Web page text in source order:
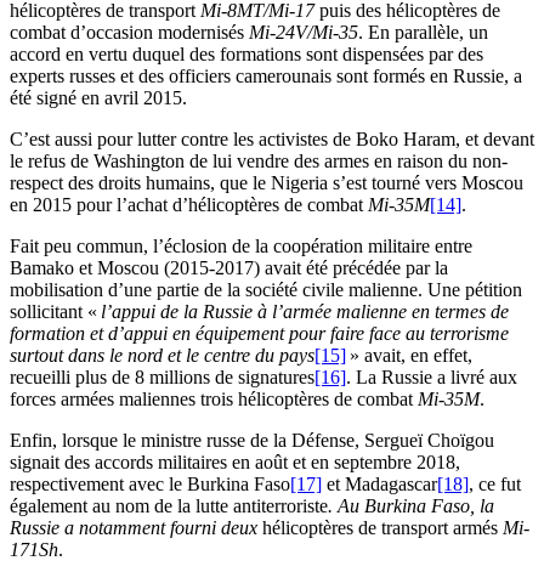
hélicoptères de transport Mi-8MT/Mi-17puis des hélicoptères de
combat d’occasion modernisés Mi-24V/Mi-35. En parallèle, un
accord en vertu duquel des formations sont dispensées par des
experts russes et des officiers camerounais sont formés en Russie, a
été signé en avril 2015.
C’est aussi pour lutter contre les activistes de Boko Haram, et devant
le refus de Washington de lui vendre des armes en raison du non-
respect des droits humains, que le Nigeria s’est tourné vers Moscou
en 2015 pour l’achat d’hélicoptères de combat Mi-35M[14].
Fait peu commun, l’éclosion de la coopération militaire entre
Bamako et Moscou (2015-2017) avait été précédée par la
mobilisation d’une partie de la société civile malienne. Une pétition
sollicitant « l’appui de la Russie à l’armée malienne en termes de
formation et d’appui en équipement pour faire face au terrorisme
surtout dans le nord et le centre du pays[15] » avait, en effet,
recueilli plus de 8 millions de signatures[16]. La Russie a livré aux
forces armées maliennes trois hélicoptères de combat Mi-35M.
Enfin, lorsque le ministre russe de la Défense, Sergueï Choïgou
signait des accords militaires en août et en septembre 2018,
respectivement avec le Burkina Faso[17] et Madagascar[18], ce fut
également au nom de la lutte antiterroriste. Au Burkina Faso, la
Russie a notamment fourni deux hélicoptères de transport armés Mi-
171Sh.